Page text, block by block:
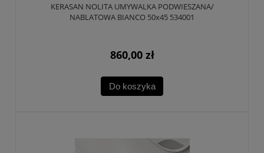
KERASAN NOLITA UMYWALKA PODWIESZANA/
NABLATOWA BIANCO 50x45 534001
860,00 zł
Do koszyka